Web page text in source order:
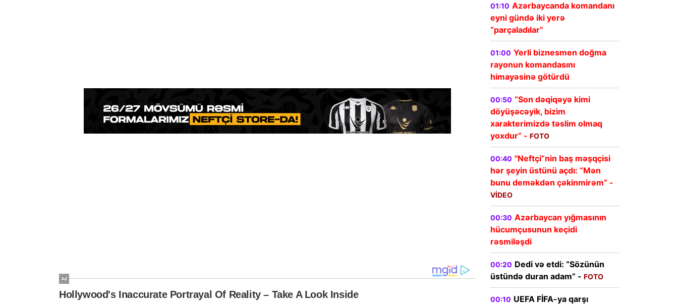
01:10 Azərbaycanda komandanı
eyni gündə iki yerə
“parçaladılar”
01:00 Yerli biznesmen doğma
rayonun komandasını
himayəsinə götürdü
00:50 “Son dəqiqəyə kimi
döyüşəcəyik, bizim
xarakterimizdə təslim olmaq
yoxdur” - FOTO
00:40 "Neftçi”nin baş məşqçisi
hər şeyin üstünü açdı: “Mən
bunu deməkdən çəkinmirəm” -
VİDEO
00:30 Azərbaycan yığmasının
hücumçusunun keçidi
rəsmiləşdi
00:20 Dedi və etdi: “Sözünün
üstündə duran adam” - FOTO
00:10 UEFA FİFA-ya qarşı